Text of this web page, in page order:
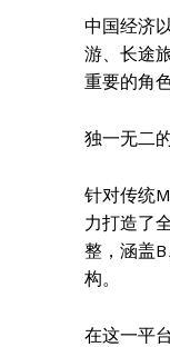
中国经济
游、长途
重要的角色
独一无二
针对传统
力打造了
整，涵盖
构。
在这一平